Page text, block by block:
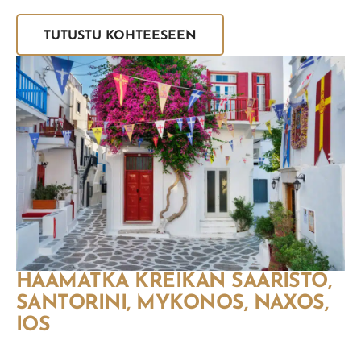
TUTUSTU KOHTEESEEN
HÄÄMATKA KREIKAN SAARISTO,
SANTORINI, MYKONOS, NAXOS,
IOS